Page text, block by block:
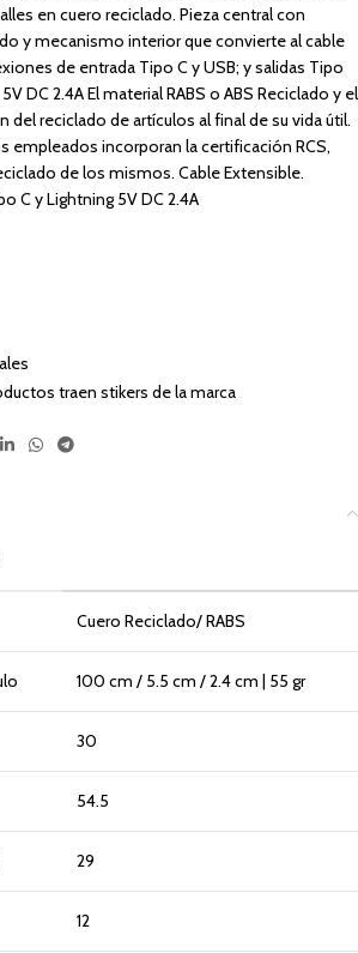
en cuero reciclado. Pieza central con
y mecanismo interior que convierte al cable
de entrada Tipo C y USB; y salidas Tipo
DC 2.4A El material RABS o ABS Reciclado y el
del reciclado de artículos al final de su vida útil.
empleados incorporan la certificación RCS,
de los mismos. Cable Extensible.
C y Lightning 5V DC 2.4A
traen stikers de la marca
Cuero Reciclado/ RABS
100 cm / 5.5 cm / 2.4 cm | 55 gr
30
54.5
29
12